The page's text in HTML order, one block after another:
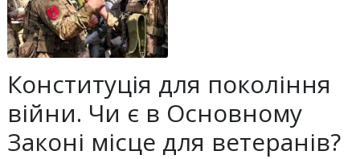
Конституція для покоління
війни. Чи є в Основному
Законі місце для ветеранів?